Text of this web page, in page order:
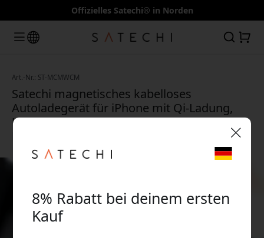
Offizielles Satechi® in Norden
Art.-Nr.: ST-MCMWCM
Satechi magnetisches kabelloses
Autoladegerät für iPhone mit Qi-Ladung,
USB-C-Kabel und Unterstützung für
8% Rabatt bei deinem ersten
Kauf
🎉 Dein Rabattcode: